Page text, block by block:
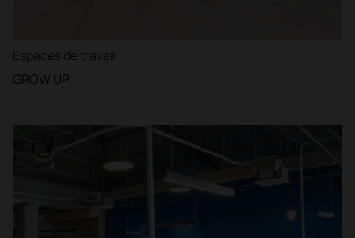
Espaces de travail
GROW UP